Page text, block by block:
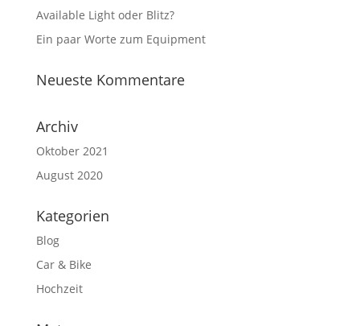
Available Light oder Blitz?
Ein paar Worte zum Equipment
Neueste Kommentare
Archiv
Oktober 2021
August 2020
Kategorien
Blog
Car & Bike
Hochzeit